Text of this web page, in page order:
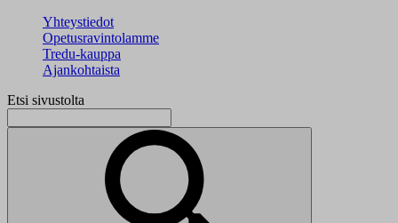
Yhteystiedot
Opetusravintolamme
Tredu-kauppa
Ajankohtaista
Etsi sivustolta